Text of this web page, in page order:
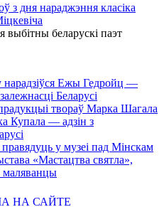
з дня нараджэння класіка
выбітны беларускі паэт
нарадзіўся Ежы Гедройц —
Беларусі
твораў Марка Шагала
Купала — адзін з
у музеі пад Мінскам
«Мастацтва святла»,
маляванцы
НА САЙТЕ